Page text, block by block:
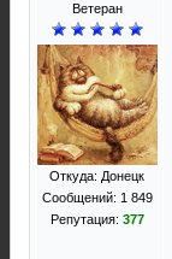
Ветеран
Откуда: Донецк
Сообщений: 1 849
Репутация: 377